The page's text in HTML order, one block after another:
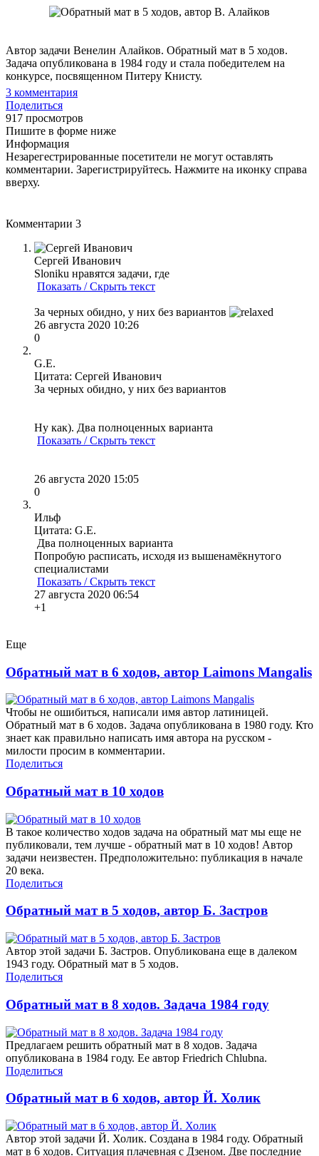
Автор задачи Венелин Алайков. Обратный мат в 5 ходов.
Задача опубликована в 1984 году и стала победителем на
конкурсе, посвященном Питеру Книсту.
3 комментария
Поделиться
917 просмотров
Пишите в форме ниже
Информация
Незарегестрированные посетители не могут оставлять
комментарии. Зарегистрируйтесь. Нажмите на иконку справа
вверху.
Комментарии 3
Сергей Иванович
Sloniku нравятся задачи, где
Показать / Скрыть текст
За черных обидно, у них без вариантов
26 августа 2020 10:26
0
G.E.
Цитата: Сергей Иванович
За черных обидно, у них без вариантов
Ну как). Два полноценных варианта
Показать / Скрыть текст
26 августа 2020 15:05
0
Ильф
Цитата: G.E.
Два полноценных варианта
Попробую расписать, исходя из вышенамёкнутого
специалистами
Показать / Скрыть текст
27 августа 2020 06:54
+1
Еще
Обратный мат в 6 ходов, автор Laimons Mangalis
Чтобы не ошибиться, написали имя автор латиницей.
Обратный мат в 6 ходов. Задача опубликована в 1980 году. Кто
знает как правильно написать имя автора на русском -
милости просим в комментарии.
Поделиться
Обратный мат в 10 ходов
В такое количество ходов задача на обратный мат мы еще не
публиковали, тем лучше - обратный мат в 10 ходов! Автор
задачи неизвестен. Предположительно: публикация в начале
20 века.
Поделиться
Обратный мат в 5 ходов, автор Б. Застров
Автор этой задачи Б. Застров. Опубликована еще в далеком
1943 году. Обратный мат в 5 ходов.
Поделиться
Обратный мат в 8 ходов. Задача 1984 году
Предлагаем решить обратный мат в 8 ходов. Задача
опубликована в 1984 году. Ее автор Friedrich Chlubna.
Поделиться
Обратный мат в 6 ходов, автор Й. Холик
Автор этой задачи Й. Холик. Создана в 1984 году. Обратный
мат в 6 ходов. Ситуация плачевная с Дзеном. Две последние